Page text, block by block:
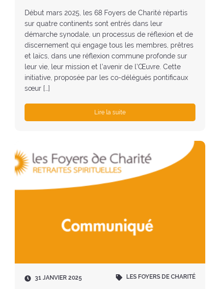
Début mars 2025, les 68 Foyers de Charité répartis
sur quatre continents sont entrés dans leur
démarche synodale, un processus de réflexion et de
discernement qui engage tous les membres, prêtres
et laïcs, dans une réflexion commune profonde sur
leur vie, leur mission et l’avenir de l’Œuvre. Cette
initiative, proposée par les co-délégués pontificaux
sœur […]
Lire la suite
D
31 JANVIER 2025 LES FOYERS DE CHARITÉ